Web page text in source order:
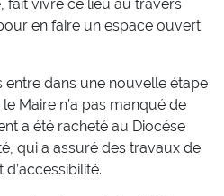
fait vivre ce lieu au travers
en faire un espace ouvert
entre dans une nouvelle étape
Maire n’a pas manqué de
a été racheté au Diocése
qui a assuré des travaux de